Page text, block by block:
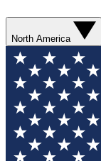
North America